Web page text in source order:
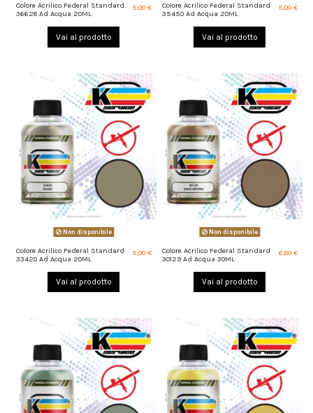
Colore Acrilico Federal Standard
36628 Ad Acqua 20ML
5,00 €
Vai al prodotto
Colore Acrilico Federal Standard
35450 Ad Acqua 20ML
5,00 €
Vai al prodotto
Non disponibile
Colore Acrilico Federal Standard
33420 Ad Acqua 20ML
5,00 €
Vai al prodotto
Non disponibile
Colore Acrilico Federal Standard
30129 Ad Acqua 30ML
6,80 €
Vai al prodotto